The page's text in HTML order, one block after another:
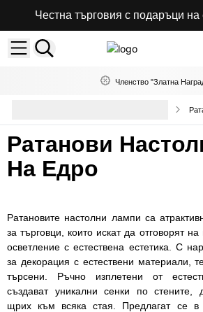
Честна търговия с подаръци на
Членство "Златна
Ратанови
На Едро
Ратановите настолни лампи са
за търговци, които искат да отговорят
осветление с естествена естетика. С
за декорация с естествени материали,
търсени. Ръчно изплетени от
създават уникални сенки по стените,
щрих към всяка стая. Предлагат се в